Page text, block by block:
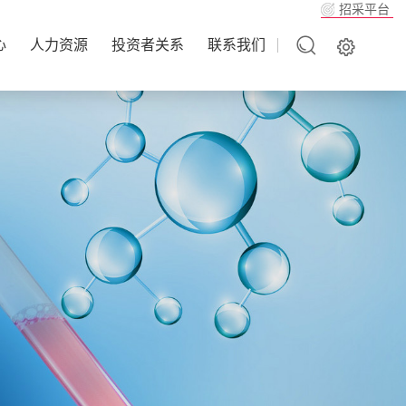
招采平台
人力资源 投资者关系 联系我们